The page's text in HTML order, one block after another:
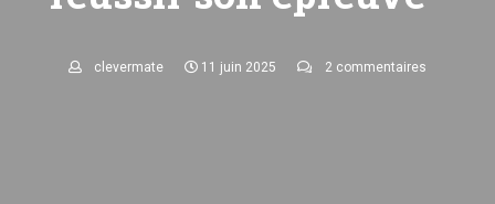
clevermate 11 juin 2025 2 commentaires